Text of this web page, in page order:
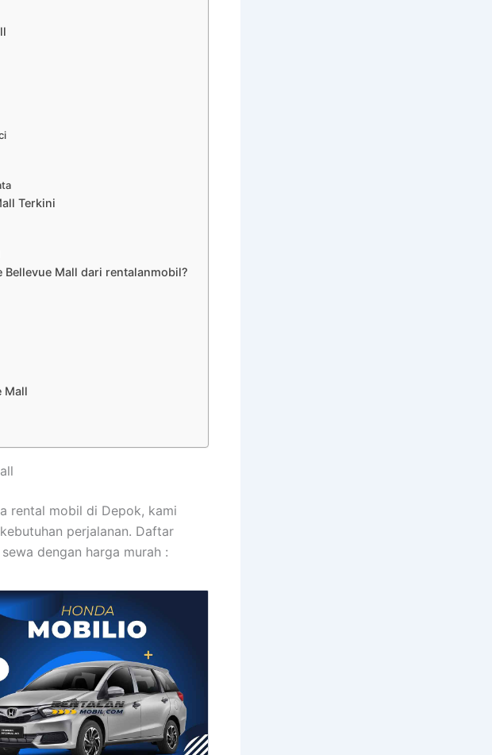
Terkini
Bellevue Mall dari rentalanmobil?
Mall
rental mobil di Depok, kami
perjalanan. Daftar
dengan harga murah :